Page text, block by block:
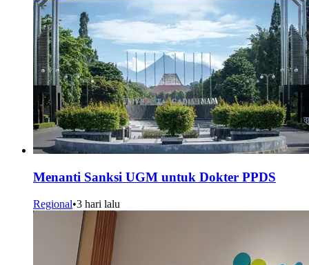
Menanti Sanksi UGM untuk Dokter PPDS
Regional•3 hari lalu